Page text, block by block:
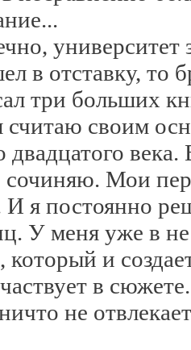
университет
в отставку, то
три больших
считаю своим
двадцатого
Мои
я постоянно
У меня уже в
который и
в сюжете.
не